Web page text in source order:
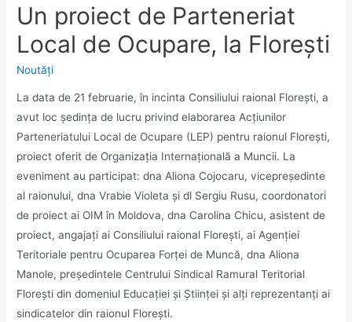
Un proiect de Parteneriat
Local de Ocupare, la Florești
Noutăţi
La data de 21 februarie, în incinta Consiliului raional Florești, a
avut loc ședința de lucru privind elaborarea Acțiunilor
Parteneriatului Local de Ocupare (LEP) pentru raionul Florești,
proiect oferit de Organizația Internațională a Muncii. La
eveniment au participat: dna Aliona Cojocaru, vicepreședinte
al raionului, dna Vrabie Violeta și dl Sergiu Rusu, coordonatori
de proiect ai OIM în Moldova, dna Carolina Chicu, asistent de
proiect, angajați ai Consiliului raional Florești, ai Agenției
Teritoriale pentru Ocuparea Forței de Muncă, dna Aliona
Manole, președintele Centrului Sindical Ramural Teritorial
Florești din domeniul Educației și Științei și alți reprezentanți ai
sindicatelor din raionul Florești.